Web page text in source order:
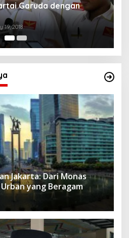
Duet Ganjar dan Gus
19, 2018
Jakarta: Dari Monas
yang Beragam